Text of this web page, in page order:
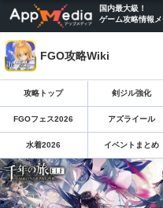
国内最大級！
ゲーム攻略情報
FGO攻略Wiki
攻略トップ 剣ジル強化
FGOフェス2026 アズライール
水着2026 イベントまとめ